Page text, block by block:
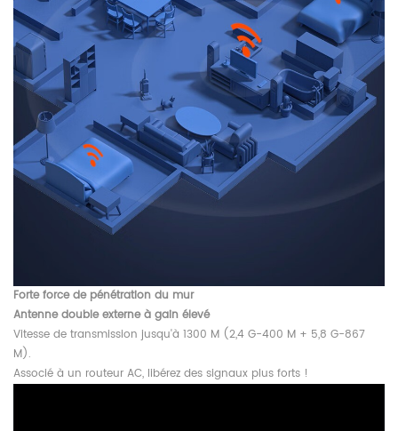
Forte force de pénétration du mur
Antenne double externe à gain élevé
Vitesse de transmission jusqu'à 1300 M (2,4 G-400 M + 5,8 G-867
M).
Associé à un routeur AC, libérez des signaux plus forts !